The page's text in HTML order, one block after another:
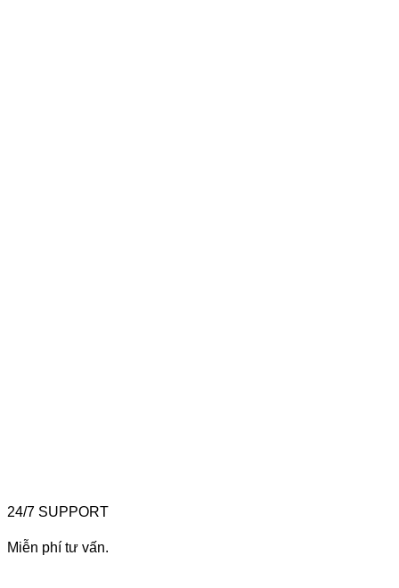
24/7 SUPPORT
Miễn phí tư vấn.